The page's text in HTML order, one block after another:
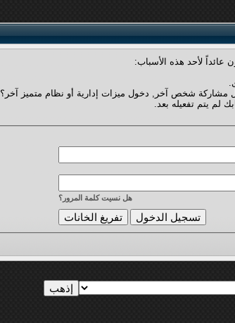
لأحد هذه الأسباب:
مشاركة شخص آخر, دخول ميزات إدارية أو نظام متميز آخر؟
لم يتم تفعيله بعد.
هل نسيت كلمة المرور؟